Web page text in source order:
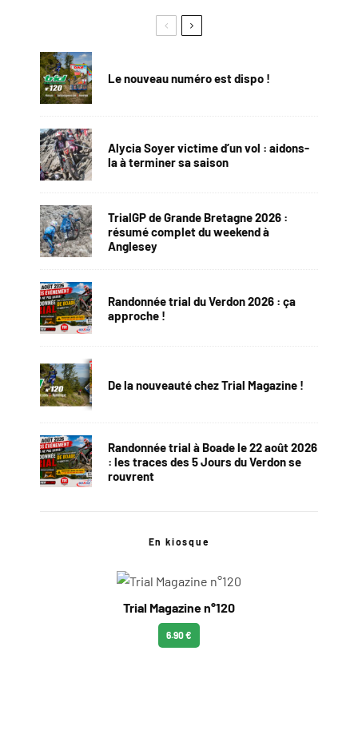
Le nouveau numéro est dispo !
Alycia Soyer victime d’un vol : aidons-
la à terminer sa saison
TrialGP de Grande Bretagne 2026 :
résumé complet du weekend à
Anglesey
Randonnée trial du Verdon 2026 : ça
approche !
De la nouveauté chez Trial Magazine !
Randonnée trial à Boade le 22 août 2026
: les traces des 5 Jours du Verdon se
rouvrent
En kiosque
Trial Magazine n°120
6.90 €